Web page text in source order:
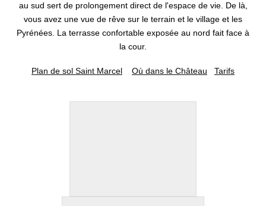
au sud sert de prolongement direct de l'espace de vie. De là,
vous avez une vue de rêve sur le terrain et le village et les
Pyrénées. La terrasse confortable exposée au nord fait face à
la cour.
Plan de sol Saint Marcel Où dans le Château Tarifs